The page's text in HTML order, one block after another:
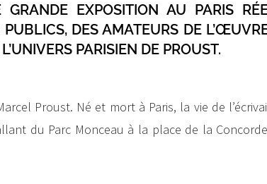
EXPOSITION AU PARIS
DES AMATEURS DE
PARISIEN DE PROUST.
Proust. Né et mort à Paris, la vie de
du Parc Monceau à la place de la